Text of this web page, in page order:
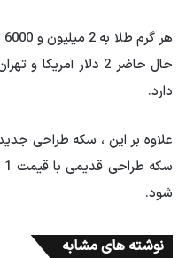
دارد.
شود.
نوشته های مشابه